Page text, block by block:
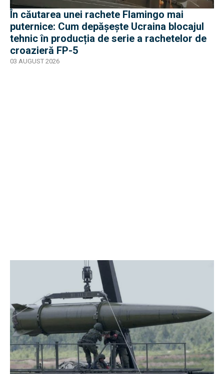
În căutarea unei rachete Flamingo mai
puternice: Cum depășește Ucraina blocajul
tehnic în producția de serie a rachetelor de
croazieră FP-5
03 AUGUST 2026